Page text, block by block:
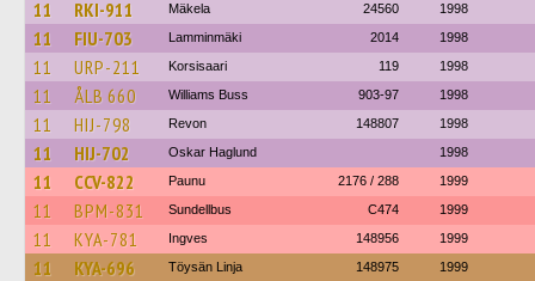
11 RKI-911 Mäkela 24560 1998
11 FIU-703 Lamminmäki 2014 1998
11 URP-211 Korsisaari 119 1998
11 ÅLB 660 Williams Buss 903-97 1998
11 HIJ-798 Revon 148807 1998
11 HIJ-702 Oskar Haglund 1998
11 CCV-822 Paunu 2176 / 288 1999
11 BPM-831 Sundellbus C474 1999
11 KYA-781 Ingves 148956 1999
11 KYA-696 Töysän Linja 148975 1999